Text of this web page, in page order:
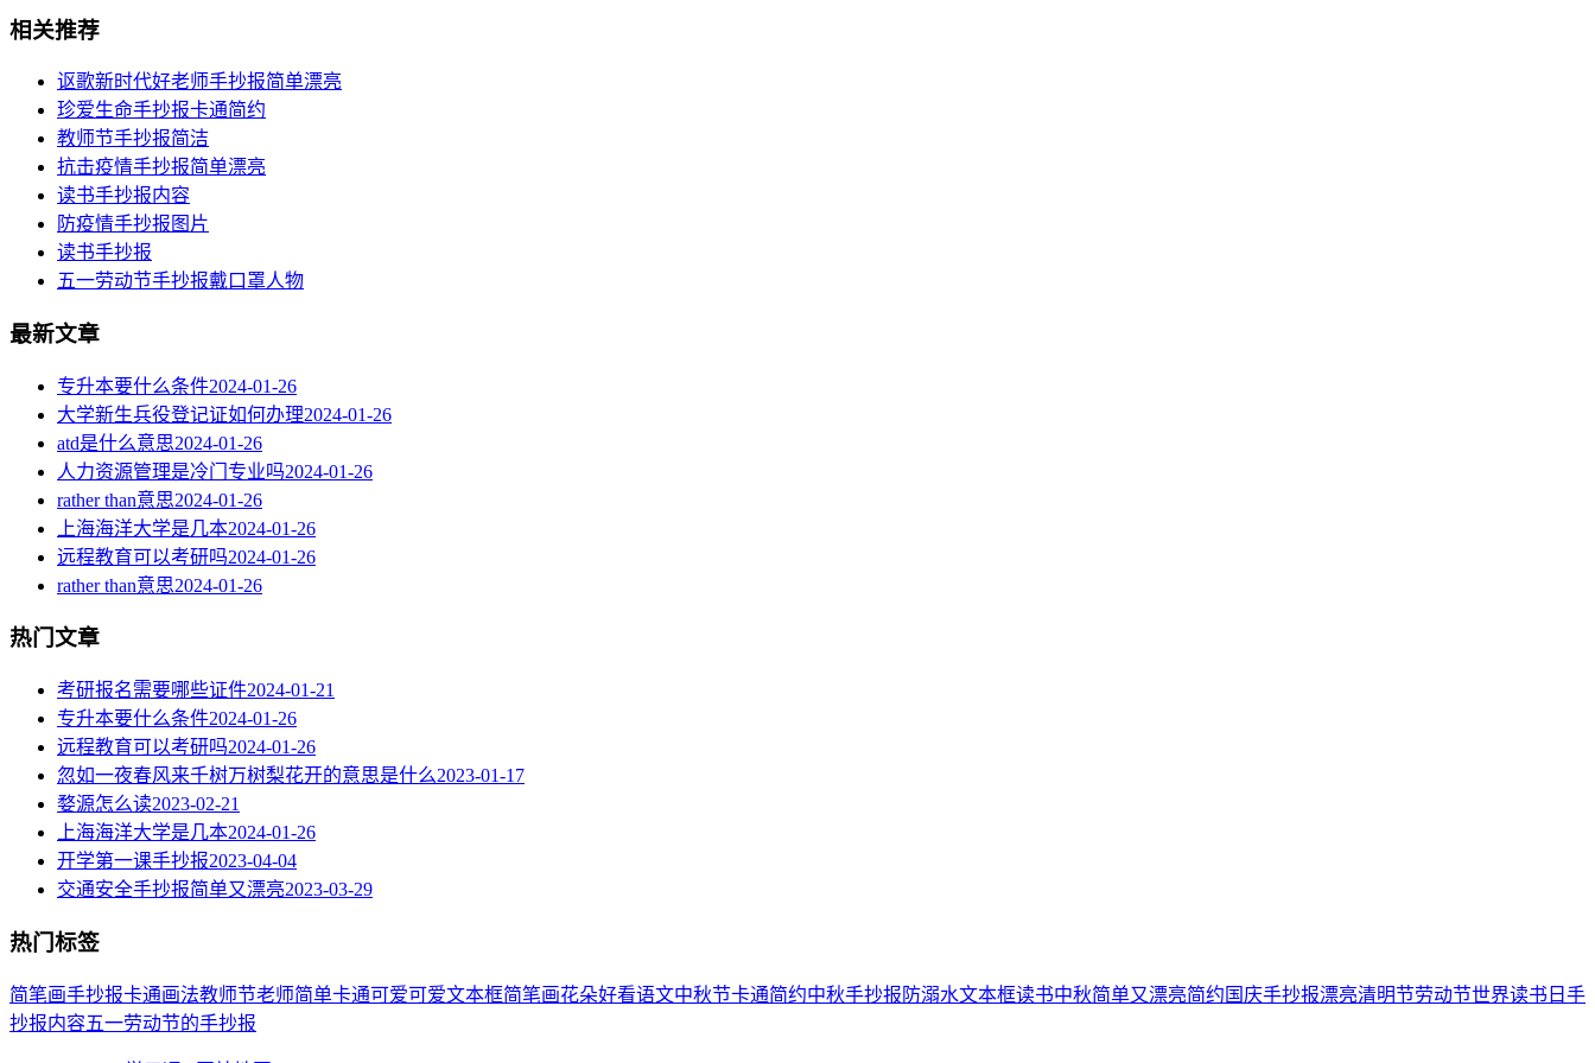
相关推荐
讴歌新时代好老师手抄报简单漂亮
珍爱生命手抄报卡通简约
教师节手抄报简洁
抗击疫情手抄报简单漂亮
读书手抄报内容
​防疫情手抄报图片
读书手抄报
五一劳动节手抄报戴口罩人物
最新文章
专升本要什么条件2024-01-26
大学新生兵役登记证如何办理2024-01-26
atd是什么意思2024-01-26
人力资源管理是冷门专业吗2024-01-26
rather than意思2024-01-26
上海海洋大学是几本2024-01-26
远程教育可以考研吗2024-01-26
rather than意思2024-01-26
热门文章
考研报名需要哪些证件2024-01-21
专升本要什么条件2024-01-26
远程教育可以考研吗2024-01-26
忽如一夜春风来千树万树梨花开的意思是什么2023-01-17
婺源怎么读2023-02-21
上海海洋大学是几本2024-01-26
开学第一课手抄报2023-04-04
交通安全手抄报简单又漂亮2023-03-29
热门标签
简笔画手抄报卡通画法教师节老师简单卡通可爱可爱文本框简笔画花朵好看语文中秋节卡通简约中秋手抄报 防溺水文本框读书中秋简单又漂亮简约 国庆手抄报漂亮清明节劳动节世界读书日 手
抄报内容五一劳动节的手抄报